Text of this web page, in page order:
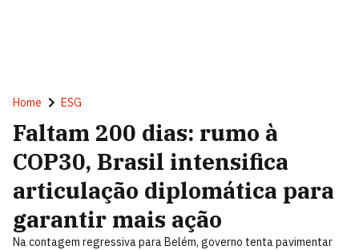
Home ESG
Faltam 200 dias: rumo à
COP30, Brasil intensifica
articulação diplomática para
garantir mais ação
Na contagem regressiva para Belém, governo tenta pavimentar